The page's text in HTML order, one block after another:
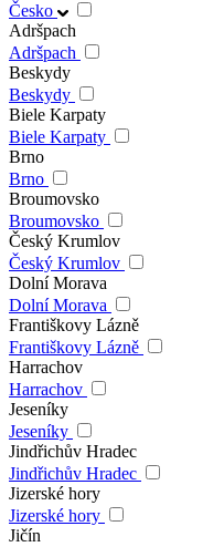
Česko
Adršpach
Adršpach
Beskydy
Beskydy
Biele Karpaty
Biele Karpaty
Brno
Brno
Broumovsko
Broumovsko
Český Krumlov
Český Krumlov
Dolní Morava
Dolní Morava
Františkovy Lázně
Františkovy Lázně
Harrachov
Harrachov
Jeseníky
Jeseníky
Jindřichův Hradec
Jindřichův Hradec
Jizerské hory
Jizerské hory
Jičín